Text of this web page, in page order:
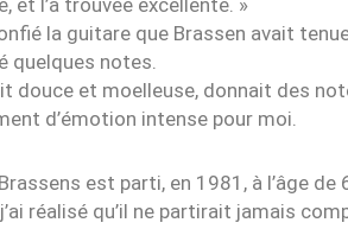
et l’a trouvée excellente. »
la guitare que Brassen avait
quelques notes.
douce et moelleuse, donnait des
d’émotion intense pour moi.
est parti, en 1981, à l’âge
réalisé qu’il ne partirait jamais